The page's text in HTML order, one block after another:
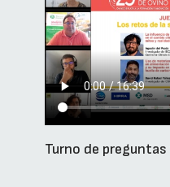
Turno de